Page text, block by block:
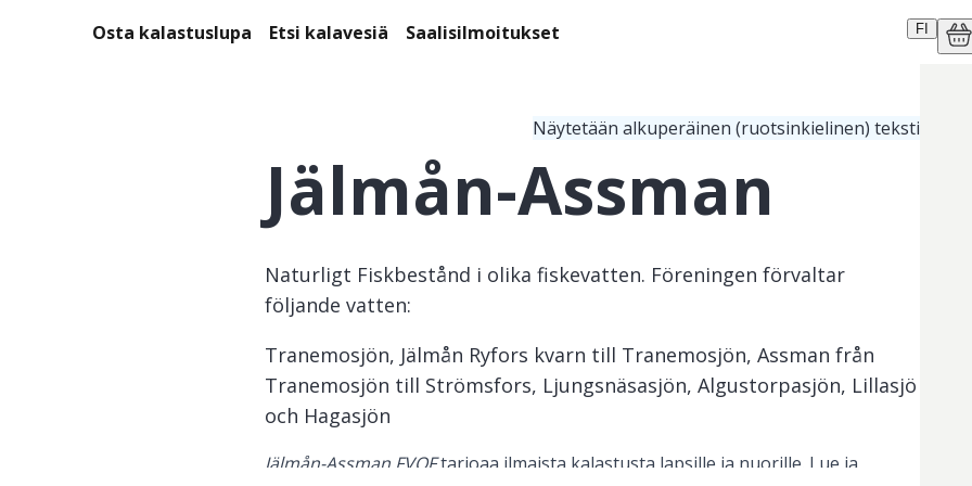
Osta kalastuslupa Etsi kalavesiä Saalisilmoitukset FI
Näytetään alkuperäinen (ruotsinkielinen) teksti
Jälmån-Assman
Naturligt Fiskbestånd i olika fiskevatten. Föreningen förvaltar
följande vatten:
Tranemosjön, Jälmån Ryfors kvarn till Tranemosjön, Assman från
Tranemosjön till Strömsfors, Ljungsnäsasjön, Algustorpasjön, Lillasjö
och Hagasjön
Jälmån-Assman FVOF tarjoaa ilmaista kalastusta lapsille ja nuorille. Lue ja